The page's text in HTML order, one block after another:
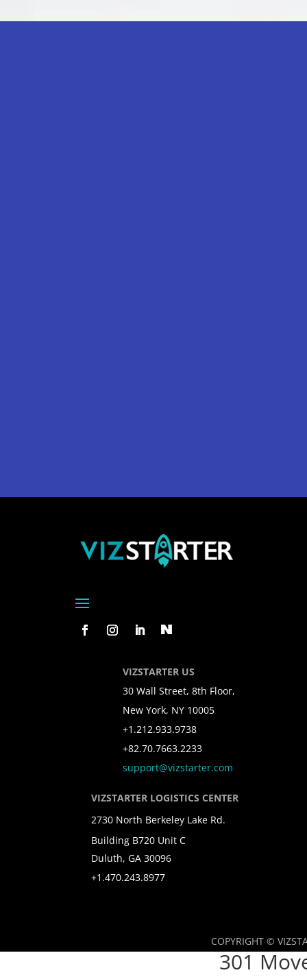
VIZSTARTER US
30 Wall Street, 8th Floor,
New York, NY 10005
+1.212.933.9738
+82.70.7663.2233
support@vizstarter.com
VIZSTARTER LOGISTICS CENTER
2730 North Berkeley Lake Rd.
Building B720 Unit C
Duluth, GA 30096
+1.470.243.8977
COPYRIGHT ©
301